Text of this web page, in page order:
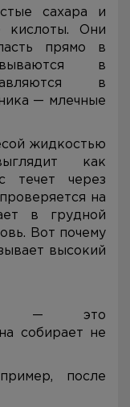
сахара и
кислоты. Они
прямо в
в
в
— млечные
жидкостью
как
течет через
на
в грудной
Вот почему
высокий
— это
собирает не
после